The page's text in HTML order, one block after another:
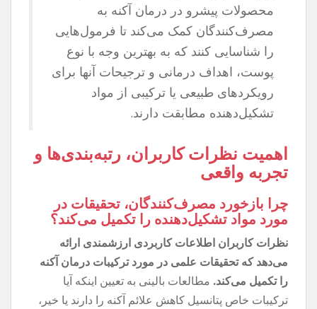
محصولات پیشرو در درمان آکنه به
مصرف‌کنندگان کمک می‌کند تا فرمول‌هایی
را شناسایی کنند که به بهترین وجه با نوع
پوست، اهداف درمانی و ترجیحات آنها برای
رویکردهای طبیعی یا ترکیبی از مواد
تشکیل‌دهنده مطابقت دارند.
اهمیت نظرات کاربران، رتبه‌بندی‌ها و
تجربه واقعی
چرا بازخورد مصرف‌کنندگان، تحقیقات در
مورد مواد تشکیل‌دهنده را تکمیل می‌کند؟
نظرات کاربران اطلاعات کاربردی ارزشمندی ارائه
می‌دهد که تحقیقات علمی در مورد ترکیبات درمان آکنه
را تکمیل می‌کند. مطالعات بالینی به تعیین اینکه آیا
ترکیبات خاص پتانسیل کاهش علائم آکنه را دارند یا خیر،